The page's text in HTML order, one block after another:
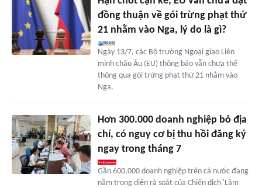
đồng thuận về gói trừng phạt thứ
21 nhằm vào Nga, lý do là gì?
Ngày 13/7, các Bộ trưởng Ngoại giao Liên
minh châu Âu (EU) thông báo vẫn chưa thể
thông qua gói trừng phạt thứ 21 nhằm vào
Nga.
Hơn 300.000 doanh nghiệp bỏ địa
chỉ, có nguy cơ bị thu hồi đăng ký
ngay trong tháng 7
Gần 600.000 doanh nghiệp trên cả nước đang
nằm trong diện rà soát của Chiến dịch 'Làm